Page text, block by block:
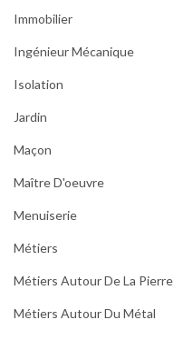
Immobilier
Ingénieur Mécanique
Isolation
Jardin
Maçon
Maître D'oeuvre
Menuiserie
Métiers
Métiers Autour De La Pierre
Métiers Autour Du Métal